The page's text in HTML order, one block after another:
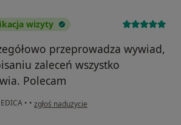
wizyty
przeprowadza wywiad,
zaleceń wszystko
Polecam
• • w opinii użytkownika Anna
zgłoś nadużycie